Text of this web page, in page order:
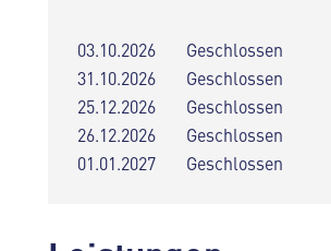
03.10.2026
Geschlossen
31.10.2026
Geschlossen
25.12.2026
Geschlossen
26.12.2026
Geschlossen
01.01.2027
Geschlossen